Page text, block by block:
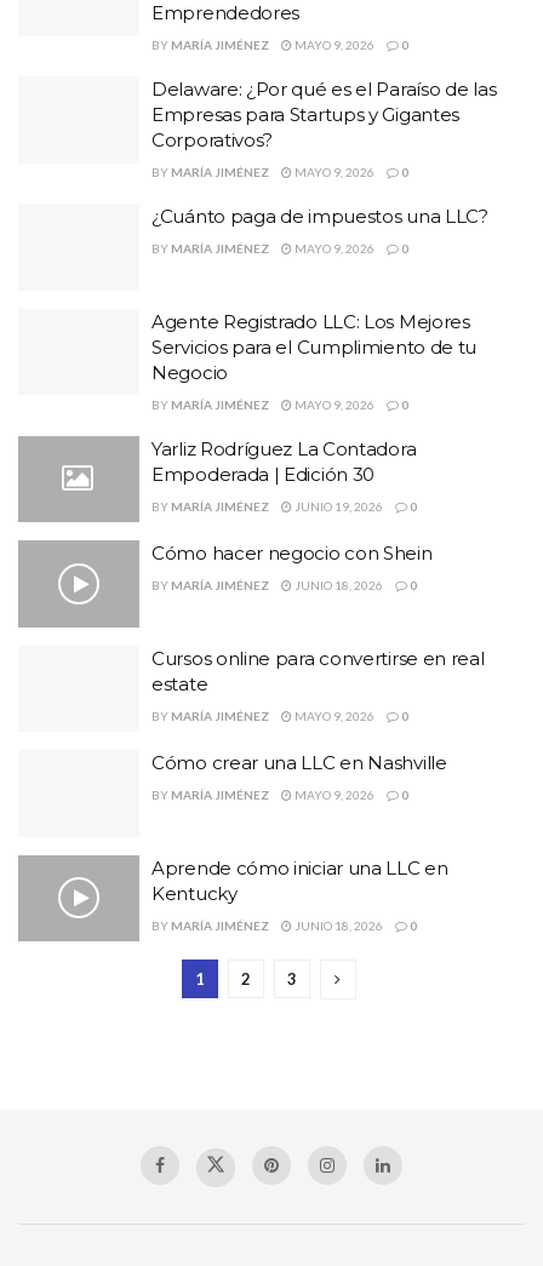
Emprendedores
BY MARÍA JIMÉNEZ MAYO 9, 2026 0
Delaware: ¿Por qué es el Paraíso de las
Empresas para Startups y Gigantes
Corporativos?
BY MARÍA JIMÉNEZ MAYO 9, 2026 0
¿Cuánto paga de impuestos una LLC?
BY MARÍA JIMÉNEZ MAYO 9, 2026 0
Agente Registrado LLC: Los Mejores
Servicios para el Cumplimiento de tu
Negocio
BY MARÍA JIMÉNEZ MAYO 9, 2026 0
Yarliz Rodríguez La Contadora
Empoderada | Edición 30
BY MARÍA JIMÉNEZ JUNIO 19, 2026 0
Cómo hacer negocio con Shein
BY MARÍA JIMÉNEZ JUNIO 18, 2026 0
Cursos online para convertirse en real
estate
BY MARÍA JIMÉNEZ MAYO 9, 2026 0
Cómo crear una LLC en Nashville
BY MARÍA JIMÉNEZ MAYO 9, 2026 0
Aprende cómo iniciar una LLC en
Kentucky
BY MARÍA JIMÉNEZ JUNIO 18, 2026 0
1 2 3